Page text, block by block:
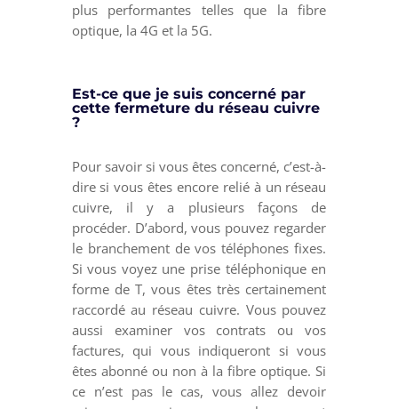
plus performantes telles que la fibre
optique, la 4G et la 5G.
Est-ce que je suis concerné par
cette fermeture du réseau cuivre
?
Pour savoir si vous êtes concerné, c’est-à-
dire si vous êtes encore relié à un réseau
cuivre, il y a plusieurs façons de
procéder. D’abord, vous pouvez regarder
le branchement de vos téléphones fixes.
Si vous voyez une prise téléphonique en
forme de T, vous êtes très certainement
raccordé au réseau cuivre. Vous pouvez
aussi examiner vos contrats ou vos
factures, qui vous indiqueront si vous
êtes abonné ou non à la fibre optique. Si
ce n’est pas le cas, vous allez devoir